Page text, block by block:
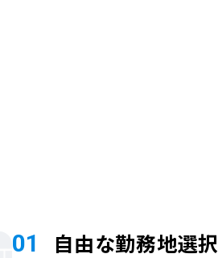
01 自由な勤務地選択